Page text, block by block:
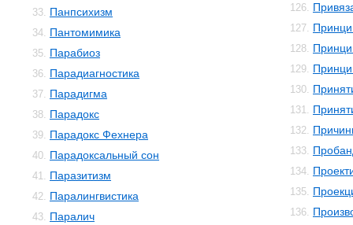
33. Панпсихизм
34. Пантомимика
35. Парабиоз
36. Парадиагностика
37. Парадигма
38. Парадокс
39. Парадокс Фехнера
40. Парадоксальный сон
41. Паразитизм
42. Паралингвистика
43. Паралич
126.
127.
128.
129.
130.
131.
132.
133.
134.
135.
136.